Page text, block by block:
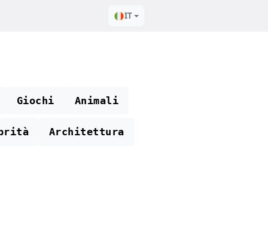
IT
Giochi Animali
Architettura